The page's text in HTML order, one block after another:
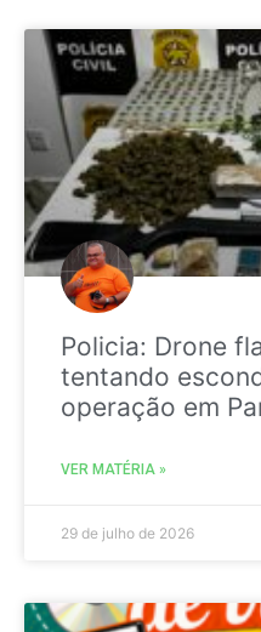
Policia: Drone
tentando
operação em
VER MATÉRIA »
29 de julho de 2026